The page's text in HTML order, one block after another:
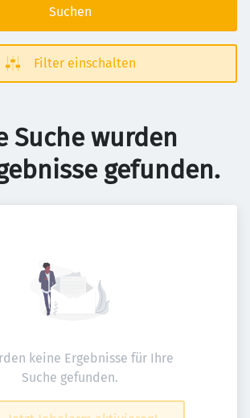
Suchen
Filter einschalten
Suche wurden
gefunden.
keine Ergebnisse für Ihre
Suche gefunden.